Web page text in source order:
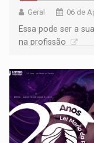
Geral 06 de
Essa pode ser a
na profissão